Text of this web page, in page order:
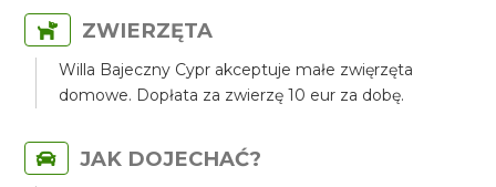
ZWIERZĘTA
Willa Bajeczny Cypr akceptuje małe zwięrzęta
domowe. Dopłata za zwierzę 10 eur za dobę.
JAK DOJECHAĆ?